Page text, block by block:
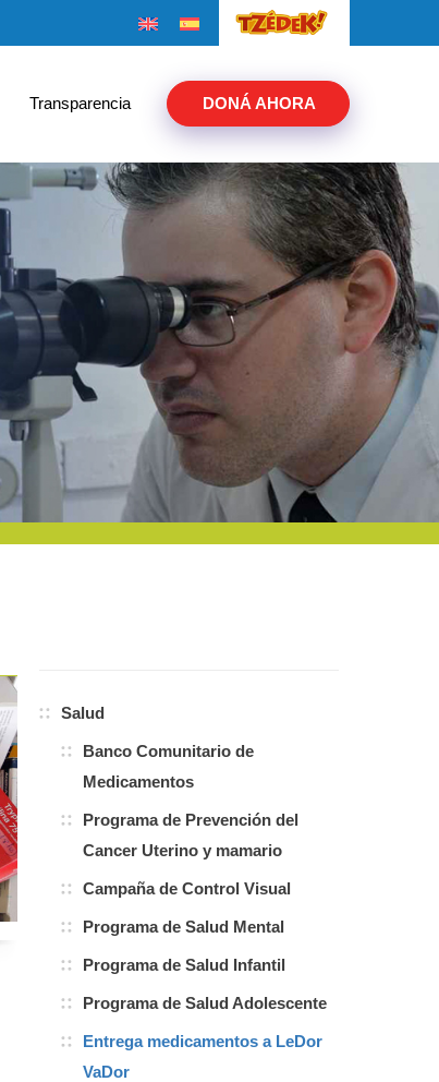
Transparencia DONÁ AHORA
Salud
Banco Comunitario de
Medicamentos
Programa de Prevención del
Cancer Uterino y mamario
Campaña de Control Visual
Programa de Salud Mental
Programa de Salud Infantil
Programa de Salud Adolescente
Entrega medicamentos a LeDor
VaDor